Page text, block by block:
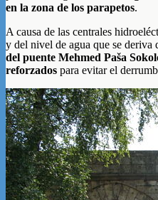
en la zona de los parapetos.
A causa de las centrales
y del nivel de agua que se deriva
del puente Mehmed Paša
reforzados para evitar el